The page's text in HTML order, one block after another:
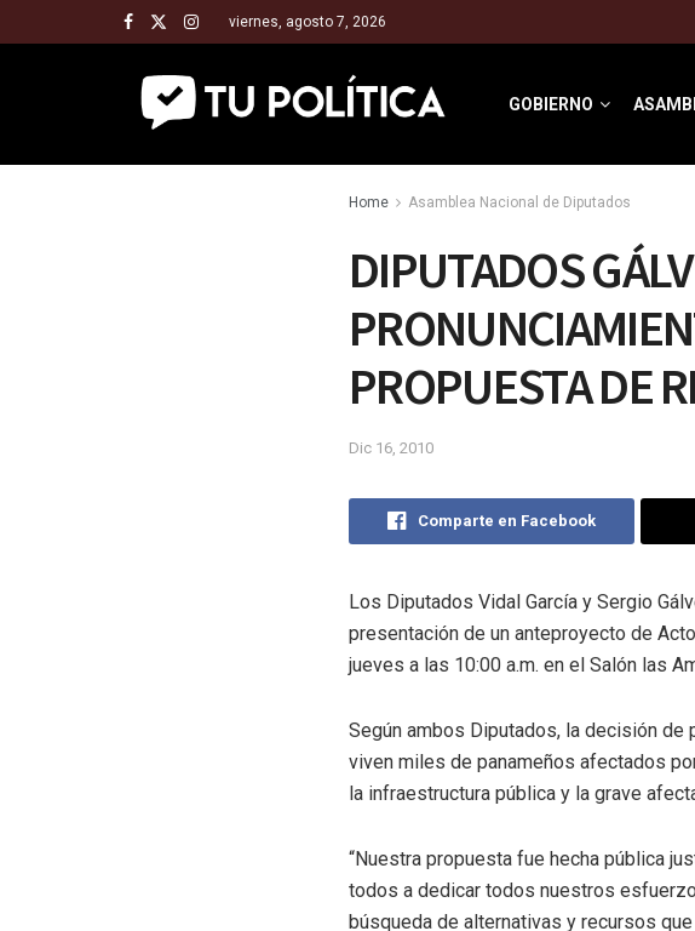
viernes, agosto 7, 2026
GOBIERNO
Home Asamblea Nacional de Diputados
DIPUTADOS
PROPUESTA DE
Dic 16, 2010
Comparte en Facebook
Los Diputados Vidal García y Sergio
presentación de un anteproyecto de
jueves a las 10:00 a.m. en el Salón las
Según ambos Diputados, la decisión de
viven miles de panameños afectados
la infraestructura pública y la grave
“Nuestra propuesta fue hecha pública
todos a dedicar todos nuestros
búsqueda de alternativas y recursos